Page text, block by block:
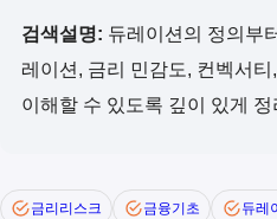
검색설명: 듀레이션의 정의부
레이션, 금리 민감도, 컨벡서
이해할 수 있도록 깊이 있게
금리리스크 금융기초 듀레